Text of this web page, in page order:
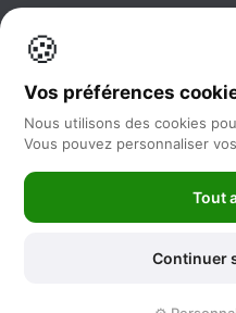
Information
Nos services
Newsletter
Mentions
🍪
Vos préférences
Nous utilisons des cookies
Vous pouvez personnaliser
Tout
Continuer